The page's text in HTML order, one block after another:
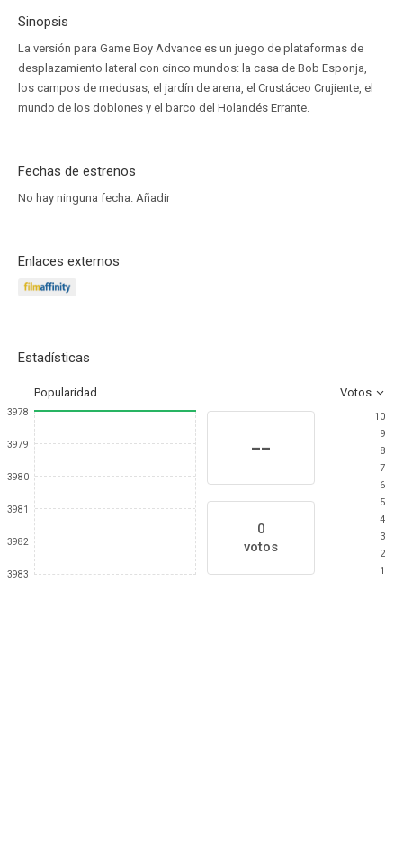
Sinopsis
La versión para Game Boy Advance es un juego de plataformas de
desplazamiento lateral con cinco mundos: la casa de Bob Esponja,
los campos de medusas, el jardín de arena, el Crustáceo Crujiente, el
mundo de los doblones y el barco del Holandés Errante.
Fechas de estrenos
No hay ninguna fecha. Añadir
Enlaces externos
Estadísticas
Popularidad Votos
3978
3979
3980
3981
3982
3983
--
0
votos
10
9
8
7
6
5
4
3
2
1